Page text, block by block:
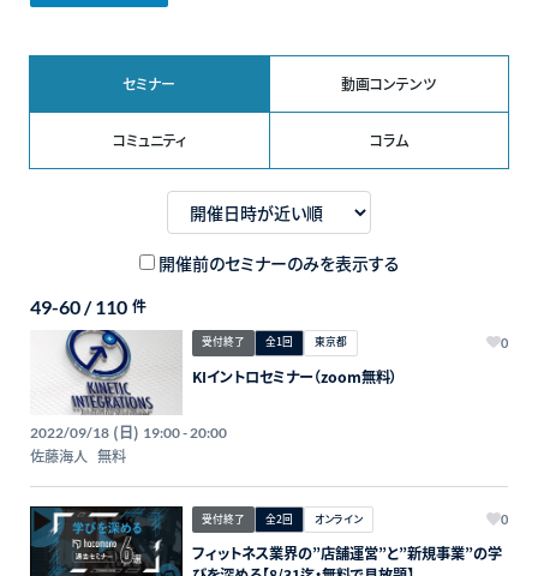
セミナー 動画コンテンツ
コミュニティ コラム
開催前のセミナーのみを表示する
49-60 / 110 件
受付終了 全1回 東京都 0
KIイントロセミナー（zoom無料）
2022/09/18 (日) 19:00 - 20:00
佐藤海人 無料
受付終了 全2回 オンライン 0
フィットネス業界の”店舗運営”と”新規事業”の学